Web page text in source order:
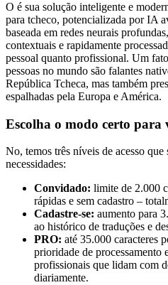
O é sua solução inteligente e
para tcheco, potencializada por IA
baseada em redes neurais
contextuais e rapidamente
pessoal quanto profissional. Um
pessoas no mundo são falantes
República Tcheca, mas também
espalhadas pela Europa e América.
Escolha o modo certo para
No, temos três níveis de acesso que
necessidades:
Convidado: limite de 2.000
rápidas e sem cadastro –
Cadastre-se: aumento para
ao histórico de traduções e
PRO: até 35.000 caracteres
prioridade de processamento
profissionais que lidam com
diariamente.